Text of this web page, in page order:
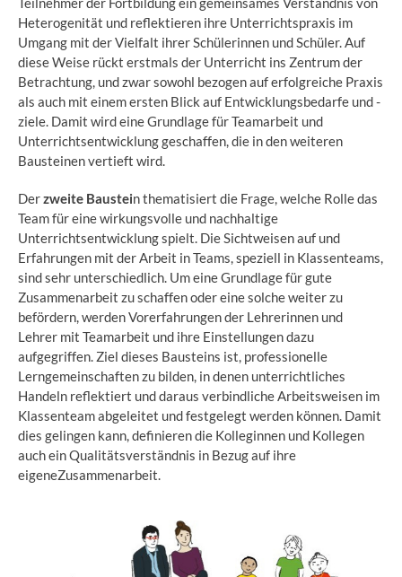
Heterogenität und reflektieren ihre Unterrichtspraxis im
Umgang mit der Vielfalt ihrer Schülerinnen und Schüler. Auf
diese Weise rückt erstmals der Unterricht ins Zentrum der
Betrachtung, und zwar sowohl bezogen auf erfolgreiche Praxis
als auch mit einem ersten Blick auf Entwicklungsbedarfe und -
ziele. Damit wird eine Grundlage für Teamarbeit und
Unterrichtsentwicklung geschaffen, die in den weiteren
Bausteinen vertieft wird.
Derzweite Baustein thematisiert die Frage, welche Rolle das
Team für eine wirkungsvolle und nachhaltige
Unterrichtsentwicklung spielt. Die Sichtweisen auf und
Erfahrungen mit der Arbeit in Teams, speziell in Klassenteams,
sind sehr unterschiedlich. Um eine Grundlage für gute
Zusammenarbeit zu schaffen oder eine solche weiter zu
befördern, werden Vorerfahrungen der Lehrerinnen und
Lehrer mit Teamarbeit und ihre Einstellungen dazu
aufgegriffen. Ziel dieses Bausteins ist, professionelle
Lerngemeinschaften zu bilden, in denen unterrichtliches
Handeln reflektiert und daraus verbindliche Arbeitsweisen im
Klassenteam abgeleitet und festgelegt werden können. Damit
dies gelingen kann, definieren die Kolleginnen und Kollegen
auch ein Qualitätsverständnis in Bezug auf ihre
eigeneZusammenarbeit.